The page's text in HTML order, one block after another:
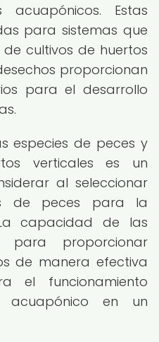
Estas
para sistemas que
cultivos de huertos
proporcionan
para el desarrollo
especies de peces y
verticales es un
al seleccionar
de peces para la
capacidad de las
para proporcionar
de manera efectiva
el funcionamiento
acuapónico en un